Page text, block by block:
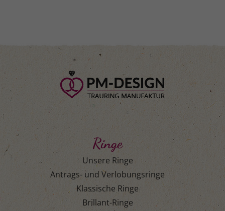
Ringe
Unsere Ringe
Antrags- und Verlobungsringe
Klassische Ringe
Brillant-Ringe